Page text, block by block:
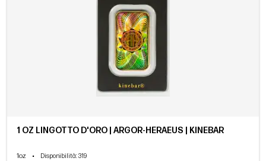
1 OZ LINGOTTO D'ORO | ARGOR-HERAEUS | KINEBAR
1oz • Disponibilità: 319